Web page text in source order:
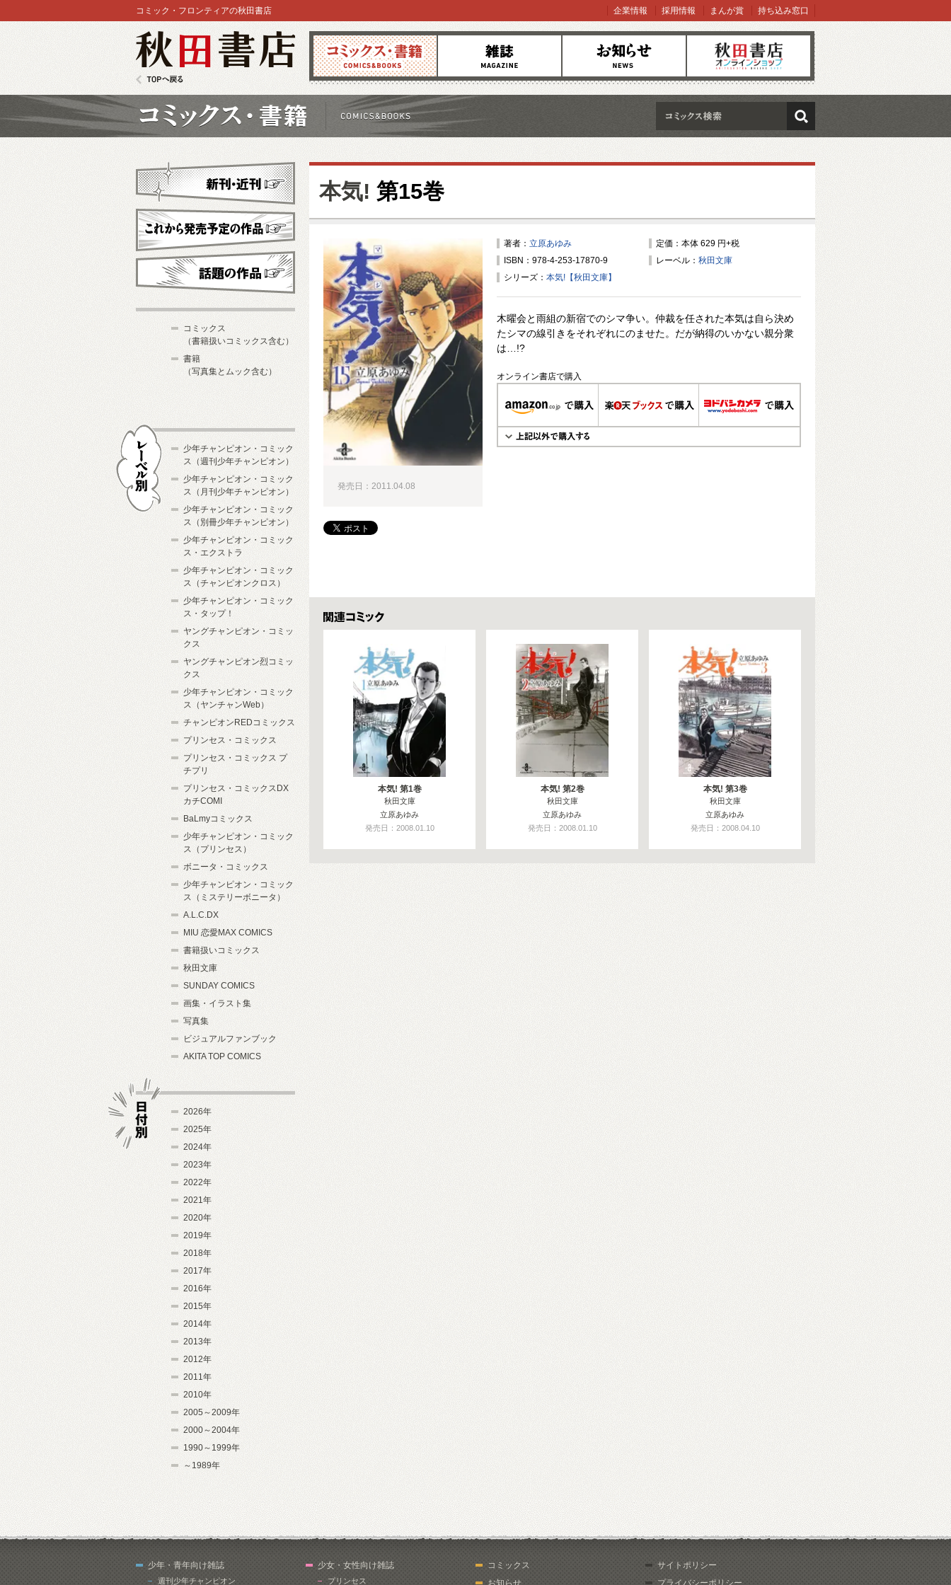
コミックス 雑誌 お知らせ オンラインショップ
コミック・フロンティアの秋田書店 企業情報 採用情報 まんが賞 持ち込み窓口
検索
本気! 第15巻
著者： 立原あゆみ
定価：本体 629 円+税
ISBN：978-4-253-17870-9
レーベル： 秋田文庫
シリーズ： 本気!【秋田文庫】
木曜会と雨組の新宿でのシマ争い。仲裁を任された本気は自ら決め
たシマの線引きをそれぞれにのませた。だが納得のいかない親分衆
は…!?
オンライン書店で購入
発売日：2011.04.08
関連コミックス
本気! 第1巻
秋田文庫
立原あゆみ
発売日：2008.01.10
本気! 第2巻
秋田文庫
立原あゆみ
発売日：2008.01.10
本気! 第3巻
秋田文庫
立原あゆみ
発売日：2008.04.10
新刊・近刊
これから発売予定
コミックス
（書籍扱いコミックス含む）
書籍
（写真集とムック含む）
少年チャンピオン・コミック
ス（週刊少年チャンピオン）
少年チャンピオン・コミック
ス（月刊少年チャンピオン）
少年チャンピオン・コミック
ス（別冊少年チャンピオン）
少年チャンピオン・コミック
ス・エクストラ
少年チャンピオン・コミック
ス（チャンピオンクロス）
少年チャンピオン・コミック
ス・タップ！
ヤングチャンピオン・コミッ
クス
ヤングチャンピオン烈コミッ
クス
少年チャンピオン・コミック
ス（ヤンチャンWeb）
チャンピオンREDコミックス
プリンセス・コミックス
プリンセス・コミックス プ
チプリ
プリンセス・コミックスDX
カチCOMI
BaLmyコミックス
少年チャンピオン・コミック
ス（プリンセス）
ボニータ・コミックス
少年チャンピオン・コミック
ス（ミステリーボニータ）
A.L.C.DX
MIU 恋愛MAX COMICS
書籍扱いコミックス
秋田文庫
SUNDAY COMICS
画集・イラスト集
写真集
ビジュアルファンブック
AKITA TOP COMICS
2026年
2025年
2024年
2023年
2022年
2021年
2020年
2019年
2018年
2017年
2016年
2015年
2014年
2013年
2012年
2011年
2010年
2005～2009年
2000～2004年
1990～1999年
～1989年
少年・青年向け雑誌
週刊少年チャンピオン
少女・女性向け雑誌
プリンセス
コミックス
お知らせ
サイトポリシー
プライバシーポリシー